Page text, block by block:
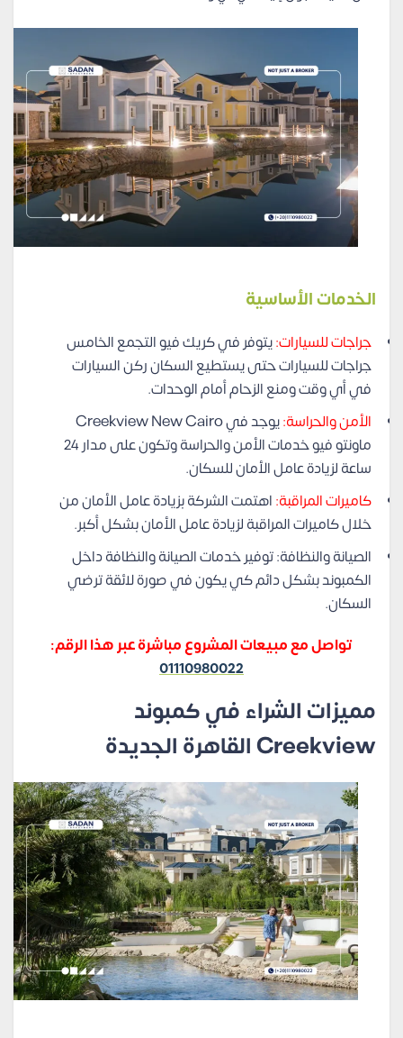
الخدمات الأساسية
جراجات للسيارات:يتوفر في كريك فيو التجمع الخامس
جراجات للسيارات حتى يستطيع السكان ركن السيارات
في أي وقت ومنع الزحام أمام الوحدات.
الأمن والحراسة:
يوجد في Creekview New Cairo
ماونتو فيو خدمات الأمن والحراسة وتكون على مدار 24
ساعة لزيادة عامل الأمان للسكان.
كاميرات المراقبة:اهتمت الشركة بزيادة عامل الأمان من
خلال كاميرات المراقبة لزيادة عامل الأمان بشكل أكبر.
الصيانة والنظافة: توفير خدمات الصيانة والنظافة داخل
الكمبوند بشكل دائم كي يكون في صورة لائقة ترضي
السكان.
تواصل مع مبيعات المشروع مباشرة عبر هذا الرقم:
01110980022
مميزات الشراء في كمبوند
Creekview القاهرة الجديدة